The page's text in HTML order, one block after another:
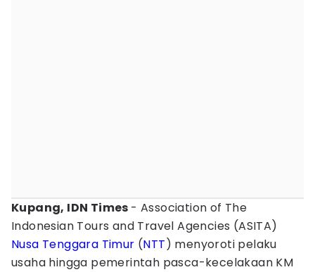
Kupang, IDN Times - Association of The
Indonesian Tours and Travel Agencies (ASITA)
Nusa Tenggara Timur (NTT) menyoroti pelaku
usaha hingga pemerintah pasca-kecelakaan KM